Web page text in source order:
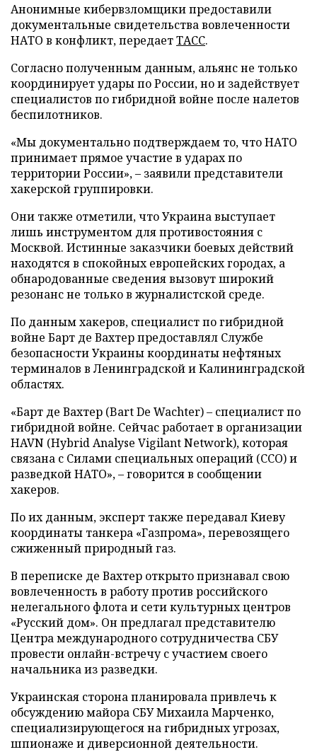
Анонимные кибервзломщики предоставили
документальные свидетельства вовлеченности
НАТО в конфликт, передаетТАСС.
Согласно полученным данным, альянс не только
координирует удары по России, но и задействует
специалистов по гибридной войне после налетов
беспилотников.
«Мы документально подтверждаем то, что НАТО
принимает прямое участие в ударах по
территории России», – заявили представители
хакерской группировки.
Они также отметили, что Украина выступает
лишь инструментом для противостояния с
Москвой. Истинные заказчики боевых действий
находятся в спокойных европейских городах, а
обнародованные сведения вызовут широкий
резонанс не только в журналистской среде.
По данным хакеров, специалист по гибридной
войне Барт де Вахтер предоставлял Службе
безопасности Украины координаты нефтяных
терминалов в Ленинградской и Калининградской
областях.
«Барт де Вахтер (Bart De Wachter) – специалист по
гибридной войне. Сейчас работает в организации
HAVN (Hybrid Analyse Vigilant Network), которая
связана с Силами специальных операций (ССО) и
разведкой НАТО», – говорится в сообщении
хакеров.
По их данным, эксперт также передавал Киеву
координаты танкера «Газпрома», перевозящего
сжиженный природный газ.
В переписке де Вахтер открыто признавал свою
вовлеченность в работу против российского
нелегального флота и сети культурных центров
«Русский дом». Он предлагал представителю
Центра международного сотрудничества СБУ
провести онлайн-встречу с участием своего
начальника из разведки.
Украинская сторона планировала привлечь к
обсуждению майора СБУ Михаила Марченко,
специализирующегося на гибридных угрозах,
шпионаже и диверсионной деятельности.